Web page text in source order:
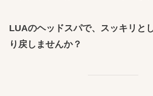
LUAのヘッドスパで、スッキリと
り戻しませんか？